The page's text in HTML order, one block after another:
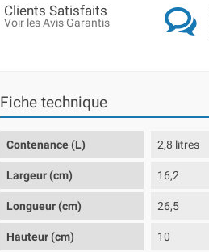
Clients Satisfaits
Voir les Avis Garantis
Fiche technique
Contenance (L) 2,8 litres
Largeur (cm) 16,2
Longueur (cm) 26,5
Hauteur (cm) 10